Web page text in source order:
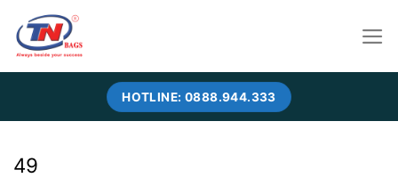
content
HOTLINE: 0888.944.333
49